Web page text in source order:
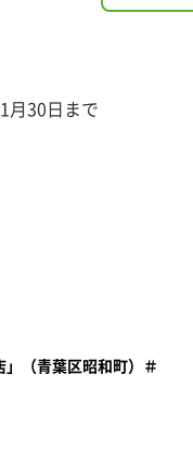
月30日まで
ください。
（青葉区昭和町）＃